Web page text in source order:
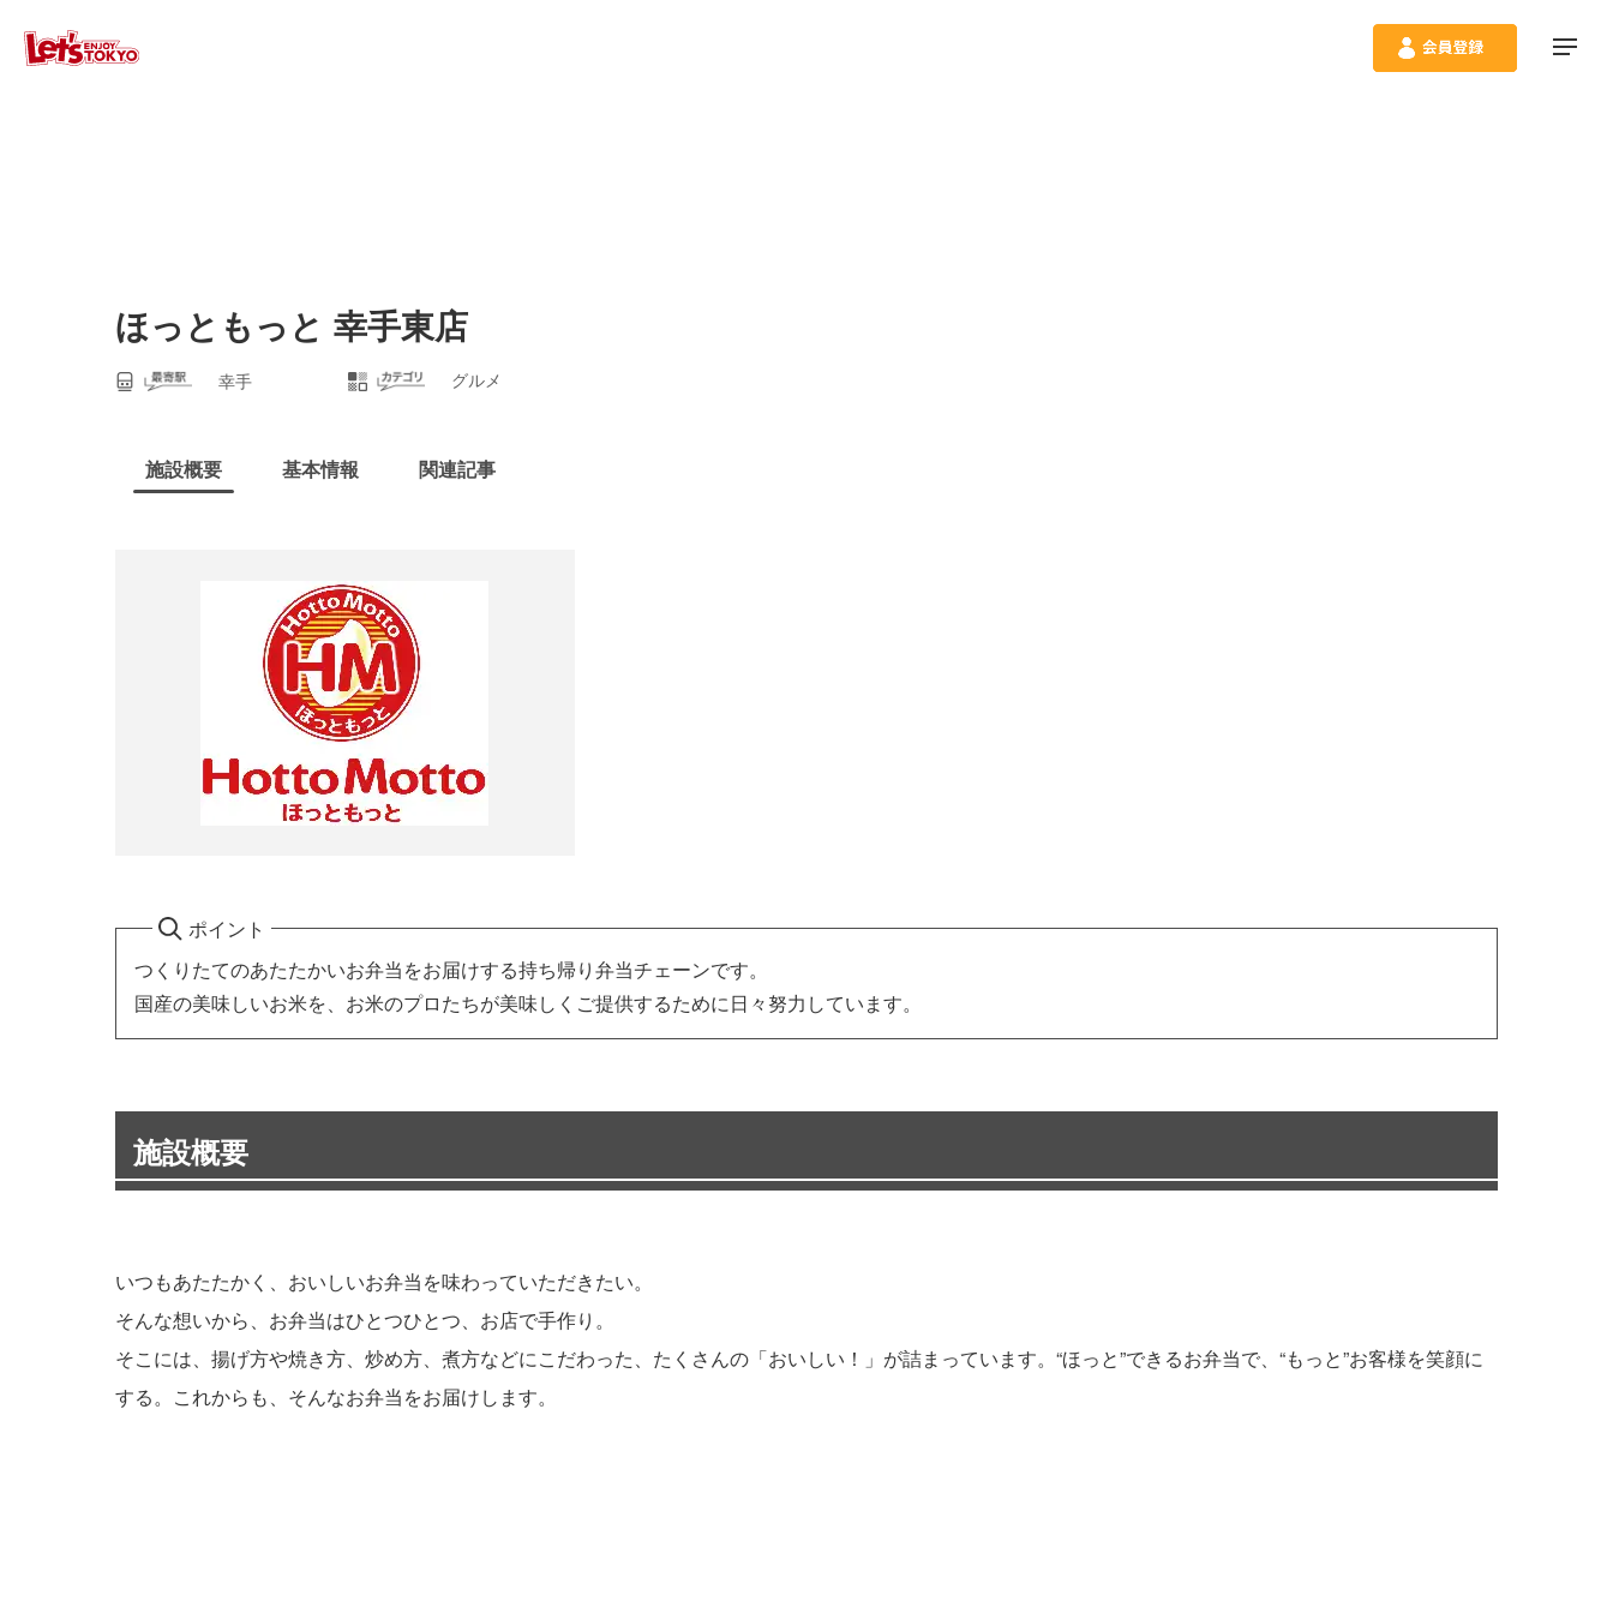
ほっともっと 幸手東店
幸手 グルメ
施設概要 基本情報 関連記事
ポイント
つくりたてのあたたかいお弁当をお届けする持ち帰り弁当チェーンです。
国産の美味しいお米を、お米のプロたちが美味しくご提供するために日々努力しています。
施設概要
いつもあたたかく、おいしいお弁当を味わっていただきたい。
そんな想いから、お弁当はひとつひとつ、お店で手作り。
そこには、揚げ方や焼き方、炒め方、煮方などにこだわった、たくさんの「おいしい！」が詰まっています。“ほっと”できるお弁当で、“もっと”お客様を笑顔に
する。これからも、そんなお弁当をお届けします。